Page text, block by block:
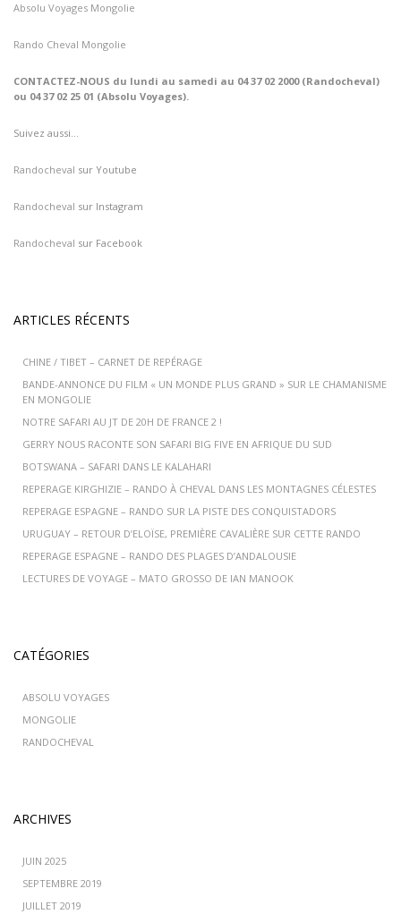
Absolu Voyages Mongolie
Rando Cheval Mongolie
CONTACTEZ-NOUS du lundi au samedi au 04 37 02 2000 (Randocheval)
ou 04 37 02 25 01 (Absolu Voyages).
Suivez aussi…
Randocheval sur Youtube
Randocheval sur Instagram
Randocheval sur Facebook
ARTICLES RÉCENTS
CHINE / TIBET – CARNET DE REPÉRAGE
BANDE-ANNONCE DU FILM « UN MONDE PLUS GRAND » SUR LE CHAMANISME
EN MONGOLIE
NOTRE SAFARI AU JT DE 20H DE FRANCE 2 !
GERRY NOUS RACONTE SON SAFARI BIG FIVE EN AFRIQUE DU SUD
BOTSWANA – SAFARI DANS LE KALAHARI
REPERAGE KIRGHIZIE – RANDO À CHEVAL DANS LES MONTAGNES CÉLESTES
REPERAGE ESPAGNE – RANDO SUR LA PISTE DES CONQUISTADORS
URUGUAY – RETOUR D’ELOÏSE, PREMIÈRE CAVALIÈRE SUR CETTE RANDO
REPERAGE ESPAGNE – RANDO DES PLAGES D’ANDALOUSIE
LECTURES DE VOYAGE – MATO GROSSO DE IAN MANOOK
CATÉGORIES
ABSOLU VOYAGES
MONGOLIE
RANDOCHEVAL
ARCHIVES
JUIN 2025
SEPTEMBRE 2019
JUILLET 2019